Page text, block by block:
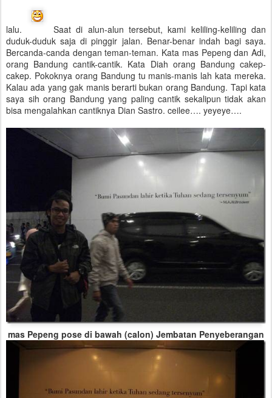
lalu.
Saat di alun-alun tersebut, kami keliling-keliling dan
duduk-duduk saja di pinggir jalan. Benar-benar indah bagi saya.
Bercanda-canda dengan teman-teman. Kata mas Pepeng dan Adi,
orang Bandung cantik-cantik. Kata Diah orang Bandung cakep-
cakep. Pokoknya orang Bandung tu manis-manis lah kata mereka.
Kalau ada yang gak manis berarti bukan orang Bandung. Tapi kata
saya sih orang Bandung yang paling cantik sekalipun tidak akan
bisa mengalahkan cantiknya Dian Sastro. ceilee…. yeyeye….
mas Pepeng pose di bawah (calon) Jembatan Penyeberangan